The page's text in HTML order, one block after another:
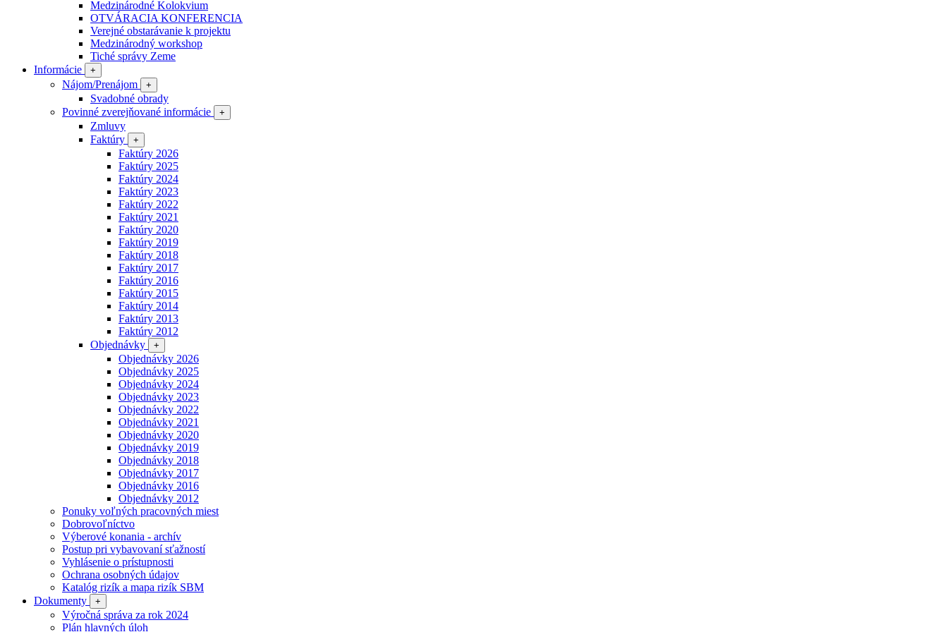
Medzinárodné Kolokvium
OTVÁRACIA KONFERENCIA
Verejné obstarávanie k projektu
Medzinárodný workshop
Tiché správy Zeme
Informácie
+
Nájom/Prenájom +
Svadobné obrady
Povinné zverejňované informácie
+
Zmluvy
Faktúry
+
Faktúry 2026
Faktúry 2025
Faktúry 2024
Faktúry 2023
Faktúry 2022
Faktúry 2021
Faktúry 2020
Faktúry 2019
Faktúry 2018
Faktúry 2017
Faktúry 2016
Faktúry 2015
Faktúry 2014
Faktúry 2013
Faktúry 2012
Objednávky
+
Objednávky 2026
Objednávky 2025
Objednávky 2024
Objednávky 2023
Objednávky 2022
Objednávky 2021
Objednávky 2020
Objednávky 2019
Objednávky 2018
Objednávky 2017
Objednávky 2016
Objednávky 2012
Ponuky voľných pracovných miest
Dobrovoľníctvo
Výberové konania - archív
Postup pri vybavovaní sťažností
Vyhlásenie o prístupnosti
Ochrana osobných údajov
Katalóg rizík a mapa rizík SBM
Dokumenty
+
Výročná správa za rok 2024
Plán hlavných úloh